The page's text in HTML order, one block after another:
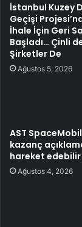
İstanbul Kuzey
Geçişi
İhale İçin Geri
Başladı… Çinli
Şirketler De
Ağustos 5, 2026
AST
kazanç
hareket edebilir
Ağustos 4, 2026